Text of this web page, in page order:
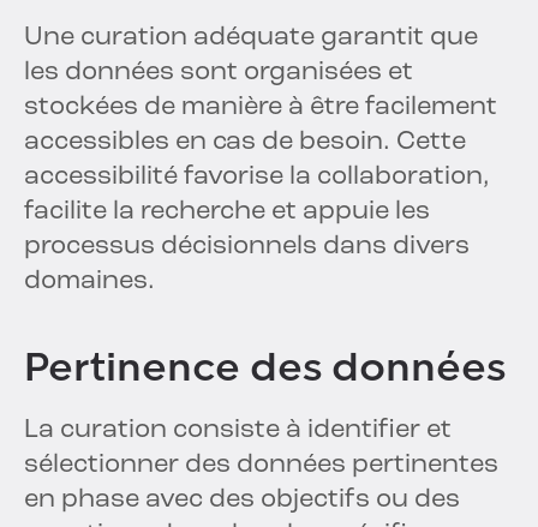
Une curation adéquate garantit que
les données sont organisées et
stockées de manière à être facilement
accessibles en cas de besoin. Cette
accessibilité favorise la collaboration,
facilite la recherche et appuie les
processus décisionnels dans divers
domaines.
Pertinence des données
La curation consiste à identifier et
sélectionner des données pertinentes
en phase avec des objectifs ou des